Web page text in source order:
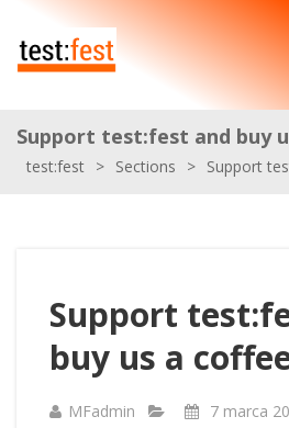
Support test:fest and buy
test:fest > Sections > Support
Support
buy us a
MFadmin 7 marca